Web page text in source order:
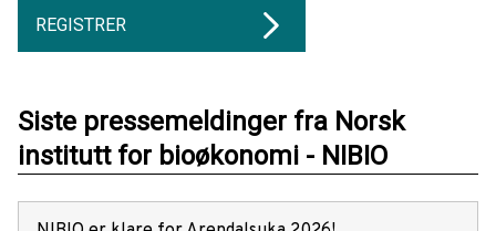
REGISTRER
Siste pressemeldinger fra Norsk
institutt for bioøkonomi - NIBIO